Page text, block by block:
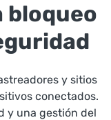
bloqueo
y sitios
conectados.
y una gestión del